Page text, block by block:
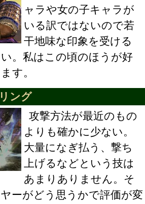
ャラや女の子キャラが
いる訳ではないので若
干地味な印象を受ける
。私はこの頃のほうが好
す。
ング
攻撃方法が最近のもの
よりも確かに少ない。
大量になぎ払う、撃ち
上げるなどという技は
あまりありません。そ
ーがどう思うかで評価が変